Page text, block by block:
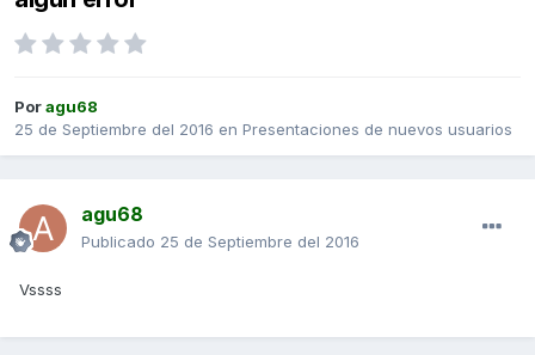
Poragu68
25 de Septiembre del 2016 en Presentaciones de nuevos usuarios
agu68
Publicado 25 de Septiembre del 2016
Vssss